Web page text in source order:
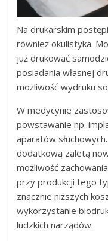
Na drukarskim
również okulistyka.
już drukować
posiadania własnej
możliwość wydruku
W medycynie
powstawanie np.
aparatów
dodatkową zaletą
możliwość
przy produkcji tego
znacznie niższych
wykorzystanie
ludzkich narządów.